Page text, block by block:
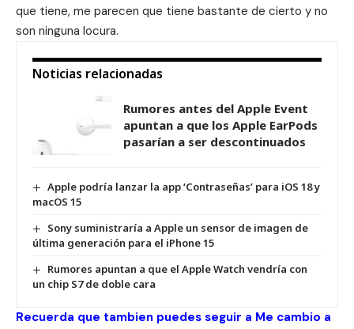
que tiene, me parecen que tiene bastante de cierto y no
son ninguna locura.
Noticias relacionadas
Rumores antes del Apple Event
apuntan a que los Apple EarPods
pasarían a ser descontinuados
Apple podría lanzar la app ‘Contraseñas’ para iOS 18 y
macOS 15
Sony suministraría a Apple un sensor de imagen de
última generación para el iPhone 15
Rumores apuntan a que el Apple Watch vendría con
un chip S7 de doble cara
Recuerda que tambien puedes seguir a Me cambio a